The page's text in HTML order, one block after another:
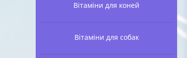
Вітаміни для коней
Вітаміни для собак